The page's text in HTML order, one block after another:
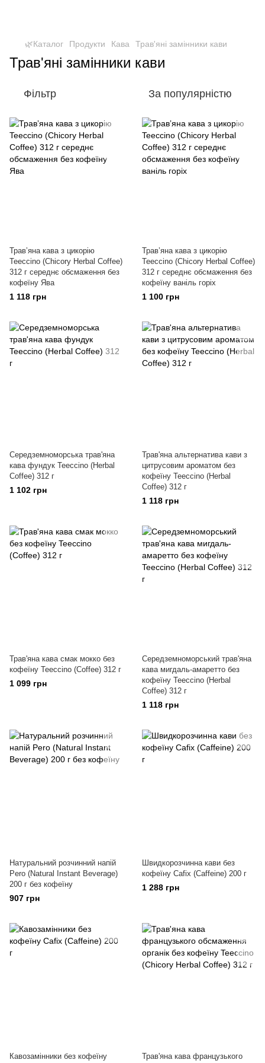
🌿Каталог Продукти Кава Трав'яні замінники кави
Трав'яні замінники кави
Фільтр За популярністю
Травʼяна кава з цикорію
Teeccino (Chicory Herbal Coffee)
312 г середнє обсмаження без
кофеїну Ява
1 118 грн
Травʼяна кава з цикорію
Teeccino (Chicory Herbal Coffee)
312 г середнє обсмаження без
кофеїну ваніль горіх
1 100 грн
Середземноморська трав'яна
кава фундук Teeccino (Herbal
Coffee) 312 г
1 102 грн
Трав'яна альтернатива кави з
цитрусовим ароматом без
кофеїну Teeccino (Herbal
Coffee) 312 г
1 118 грн
Трав'яна кава смак мокко без
кофеїну Teeccino (Coffee) 312 г
1 099 грн
Середземноморський трав'яна
кава мигдаль-амаретто без
кофеїну Teeccino (Herbal
Coffee) 312 г
1 118 грн
Натуральний розчинний напій
Pero (Natural Instant Beverage)
200 г без кофеїну
907 грн
Швидкорозчинна кави без
кофеїну Cafix (Caffeine) 200 г
1 288 грн
Кавозамінники без кофеїну
Трав'яна кава французького